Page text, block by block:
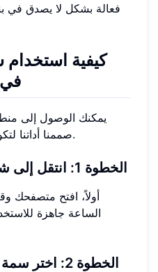
فعالة بشكل لا يصدق في
كيفية استخدام
يمكنك الوصول إلى
صممنا أداتنا لتكون بسيطة وسهلة الاستخدام.
الخطوة 1: انتقل إلى شاشة الوقت الخاصة بنا
أولاً، افتح متصفحك
الساعة جاهزة
الخطوة 2: اختر سمة الساعة المفضلة لديك